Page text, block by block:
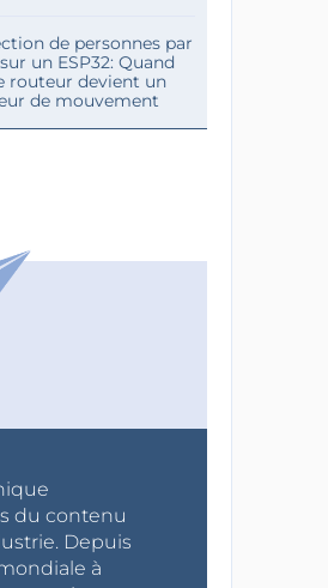
de personnes par
un ESP32: Quand
routeur devient un
de mouvement
du contenu
Depuis
à